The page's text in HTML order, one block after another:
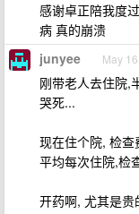
感谢卓正陪我度
病 真的崩溃
junyee May
刚带老人去住院,
哭死...
现在住个院, 检
平均每次住院,检
开药啊, 尤其是